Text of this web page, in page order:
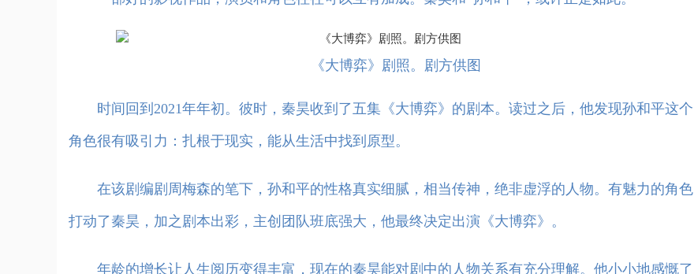
《大博弈》剧照。剧方供图
时间回到2021年年初。彼时，秦昊收到了五集《大博弈》的剧本。读过之后，他发现孙和平这个
角色很有吸引力：扎根于现实，能从生活中找到原型。
在该剧编剧周梅森的笔下，孙和平的性格真实细腻，相当传神，绝非虚浮的人物。有魅力的角色
打动了秦昊，加之剧本出彩，主创团队班底强大，他最终决定出演《大博弈》。
年龄的增长让人生阅历变得丰富，现在的秦昊能对剧中的人物关系有充分理解。他小小地感慨了